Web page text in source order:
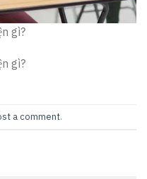
gì?
gì?
a comment.